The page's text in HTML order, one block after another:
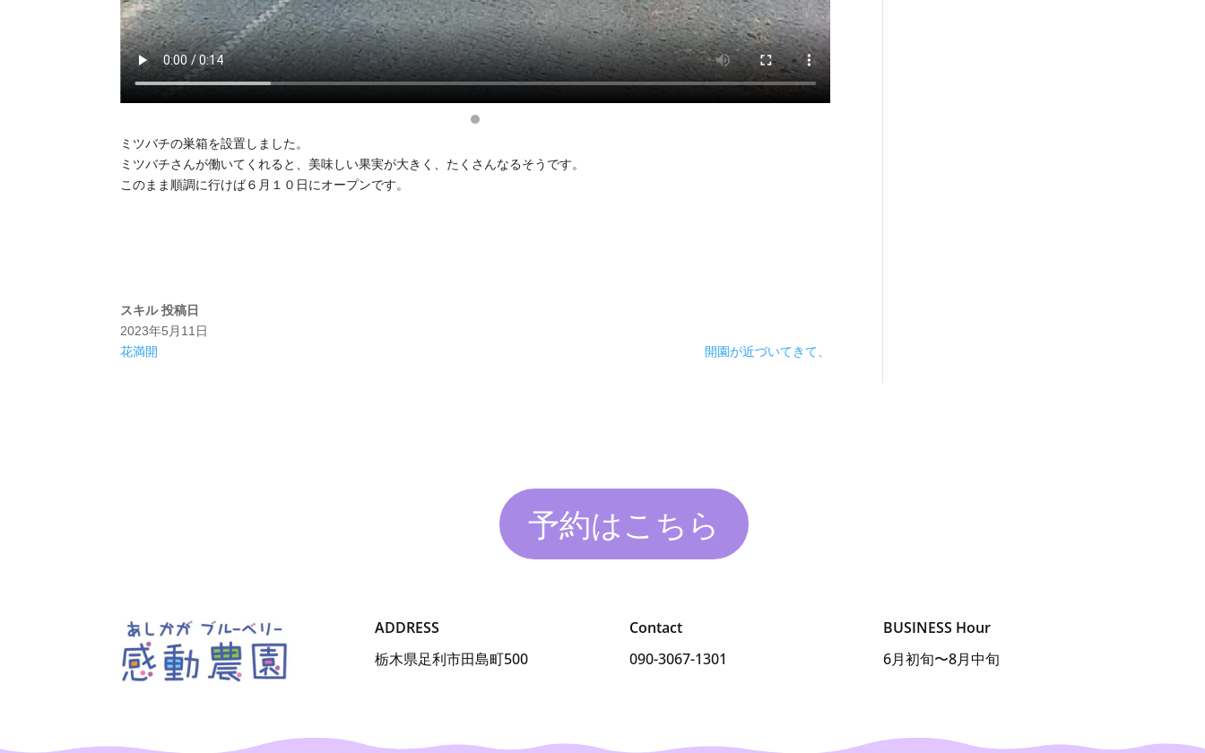
ミツバチの巣箱を設置しました。
ミツバチさんが働いてくれると、美味しい果実が大きく、たくさんなるそうです。
このまま順調に行けば６月１０日にオープンです。
スキル 投稿日
2023年5月11日
花満開
開園が近づいてきて、
予約はこちら
ADDRESS
栃木県足利市田島町500
Contact
090-3067-1301
BUSINESS Hour
6月初旬〜8月中旬